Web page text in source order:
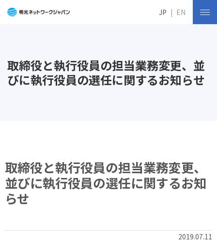
取締役と執行役員の担当業務変更、並
びに執行役員の選任に関するお知らせ
取締役と執行役員の担当業務変更、
並びに執行役員の選任に関するお知
らせ
2019.07.11
JP EN